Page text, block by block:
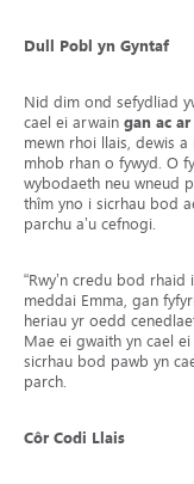
Dull Pobl yn Gyntaf
Nid dim ond sefydliad
cael ei arwain gan ac
mewn rhoi llais, dewis
mhob rhan o fywyd. O
wybodaeth neu wneud
thîm yno i sicrhau bod
parchu a’u cefnogi.
“Rwy’n credu bod
meddai Emma, gan
heriau yr oedd
Mae ei gwaith yn cael
sicrhau bod pawb yn
parch.
Côr Codi Llais